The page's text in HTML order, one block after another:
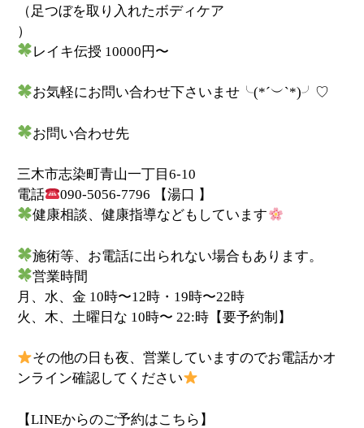
（足つぼを取り入れたボディケア
）
レイキ伝授 10000円〜
お気軽にお問い合わせ下さいませ╰(*´︶`*)╯♡
お問い合わせ先
三木市志染町青山一丁目6-10
電話
090-5056-7796 【湯口 】
健康相談、健康指導などもしています
施術等、お電話に出られない場合もあります。
営業時間
月、水、金 10時〜12時・ 19時〜22時
火、木、土曜日な 10時〜 22:時【要予約制】
その他の日も夜、営業していますのでお電話かオ
ンライン確認してください
【LINEからのご予約はこちら】